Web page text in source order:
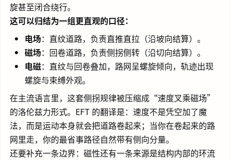
旋甚至闭合绕行。
这可以归结为一组更直观的口径：
电场：直纹道路，负责直推直拉（沿坡向结算）。
磁场：回卷道路，负责侧拐侧转（沿切向结算）。
电磁：直纹与回卷叠加，路网呈螺旋倾向，轨迹出现
螺旋与束缚外观。
在主流语言里，这套侧拐规律被压缩成“速度叉乘磁场”
的洛伦兹力形式。EFT 的翻译是：速度不是凭空加了魔
法，而是运动本身就会把道路卷起来；当你在卷起来的路
网里走，你的最省事路径自然带有侧向分量。
还要补充一条边界：磁性还有一条来源是结构内部的环流